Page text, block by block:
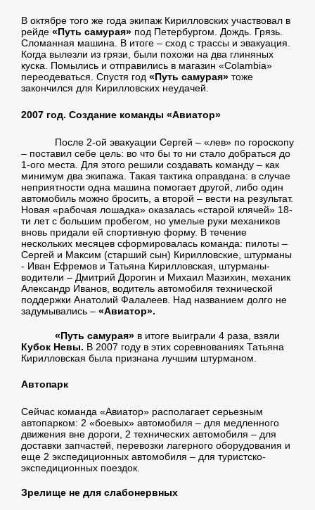
В октябре того же года экипаж Кирилловских участвовал в
рейде «Путь самурая» под Петербургом. Дождь. Грязь.
Сломанная машина. В итоге – сход с трассы и эвакуация.
Когда вылезли из грязи, были похожи на два глиняных
куска. Помылись и отправились в магазин «Colambia»
переодеваться. Спустя год «Путь самурая» тоже
закончился для Кирилловских неудачей.
2007 год. Создание команды «Авиатор»
После 2-ой эвакуации Сергей – «лев» по гороскопу
– поставил себе цель: во что бы то ни стало добраться до
1-ого места. Для этого решили создавать команду – как
минимум два экипажа. Такая тактика оправдана: в случае
неприятности одна машина помогает другой, либо один
автомобиль можно бросить, а второй – вести на результат.
Новая «рабочая лошадка» оказалась «старой клячей» 18-
ти лет с большим пробегом, но умелые руки механиков
вновь придали ей спортивную форму. В течение
нескольких месяцев сформировалась команда: пилоты –
Сергей и Максим (старший сын) Кирилловские, штурманы
- Иван Ефремов и Татьяна Кирилловская, штурманы-
водители – Дмитрий Дорогин и Михаил Мазихин, механик
Александр Иванов, водитель автомобиля технической
поддержки Анатолий Фалалеев. Над названием долго не
задумывались – «Авиатор».
«Путь самурая» в итоге выиграли 4 раза, взяли
Кубок Невы. В 2007 году в этих соревнованиях Татьяна
Кирилловская была признана лучшим штурманом.
Автопарк
Сейчас команда «Авиатор» располагает серьезным
автопарком: 2 «боевых» автомобиля – для медленного
движения вне дороги, 2 технических автомобиля – для
доставки запчастей, перевозки лагерного оборудования и
еще 2 экспедиционных автомобиля – для туристско-
экспедиционных поездок.
Зрелище не для слабонервных